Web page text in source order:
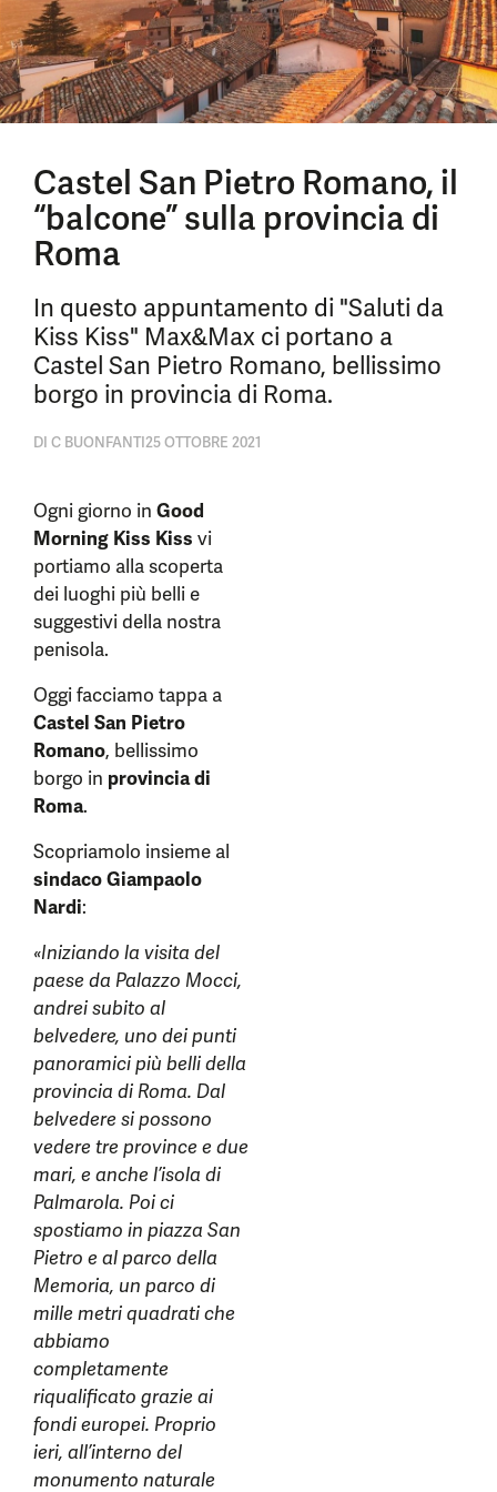
Castel San Pietro Romano, il
“balcone” sulla provincia di
Roma
In questo appuntamento di "Saluti da
Kiss Kiss" Max&Max ci portano a
Castel San Pietro Romano, bellissimo
borgo in provincia di Roma.
DI C BUONFANTI25 OTTOBRE 2021
Ogni giorno in Good
Morning Kiss Kiss vi
portiamo alla scoperta
dei luoghi più belli e
suggestivi della nostra
penisola.
Oggi facciamo tappa a
Castel San Pietro
Romano, bellissimo
borgo in provincia di
Roma.
Scopriamolo insieme al
sindaco Giampaolo
Nardi:
«Iniziando la visita del
paese da Palazzo Mocci,
andrei subito al
belvedere, uno dei punti
panoramici più belli della
provincia di Roma. Dal
belvedere si possono
vedere tre province e due
mari, e anche l’isola di
Palmarola. Poi ci
spostiamo in piazza San
Pietro e al parco della
Memoria, un parco di
mille metri quadrati che
abbiamo
completamente
riqualificato grazie ai
fondi europei. Proprio
ieri, all’interno del
monumento naturale